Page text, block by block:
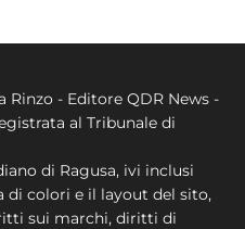
Rinzo - Editore QDR News -
al Tribunale di
di Ragusa, ivi inclusi
di colori e il layout del sito,
sui marchi, diritti di